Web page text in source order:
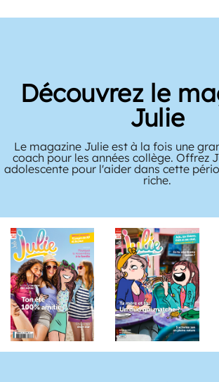
Découvrez le
Julie
Le magazine Julie est à la fois une
coach pour les années collège. Offrez
adolescente pour l'aider dans cette
riche.